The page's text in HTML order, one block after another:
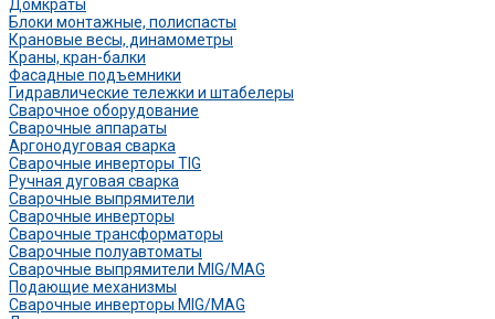
Домкраты
Блоки монтажные, полиспасты
Крановые весы, динамометры
Краны, кран-балки
Фасадные подъемники
Гидравлические тележки и штабелеры
Сварочное оборудование
Сварочные аппараты
Аргонодуговая сварка
Сварочные инверторы TIG
Ручная дуговая сварка
Сварочные выпрямители
Сварочные инверторы
Сварочные трансформаторы
Сварочные полуавтоматы
Сварочные выпрямители MIG/MAG
Подающие механизмы
Сварочные инверторы MIG/MAG